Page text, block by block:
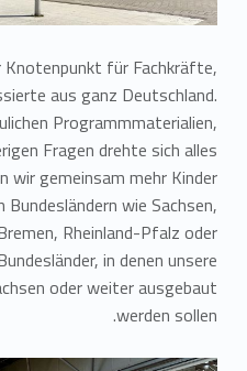
Knotenpunkt für Fachkräfte,
aus ganz Deutschland.
Programmmaterialien,
Fragen drehte sich alles
wir gemeinsam mehr Kinder
Bundesländern wie Sachsen,
Rheinland-Pfalz oder
in denen unsere
oder weiter ausgebaut
werden sollen.